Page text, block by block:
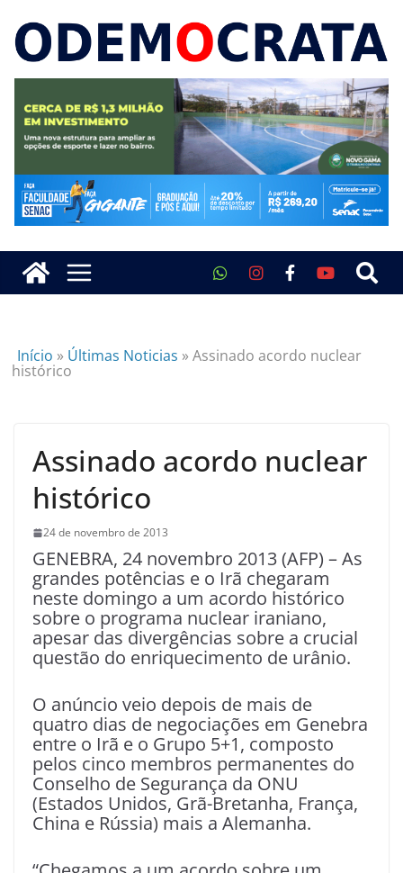
Início » Últimas Noticias »Assinado acordo nuclear
histórico
Assinado acordo nuclear
histórico
24 de novembro de 2013
GENEBRA, 24 novembro 2013 (AFP) – As
grandes potências e o Irã chegaram
neste domingo a um acordo histórico
sobre o programa nuclear iraniano,
apesar das divergências sobre a crucial
questão do enriquecimento de urânio.
O anúncio veio depois de mais de
quatro dias de negociações em Genebra
entre o Irã e o Grupo 5+1, composto
pelos cinco membros permanentes do
Conselho de Segurança da ONU
(Estados Unidos, Grã-Bretanha, França,
China e Rússia) mais a Alemanha.